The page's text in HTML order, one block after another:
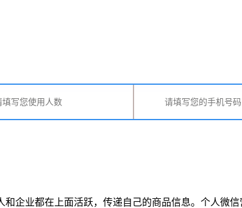
企业都在上面活跃，传递自己的商品信息。个人微